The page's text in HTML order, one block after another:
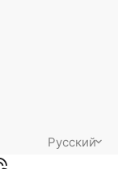
Русский